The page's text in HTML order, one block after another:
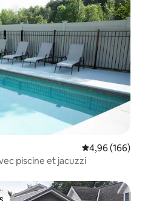
Évaluation
4,96 (166)
piscine et jacuzzi